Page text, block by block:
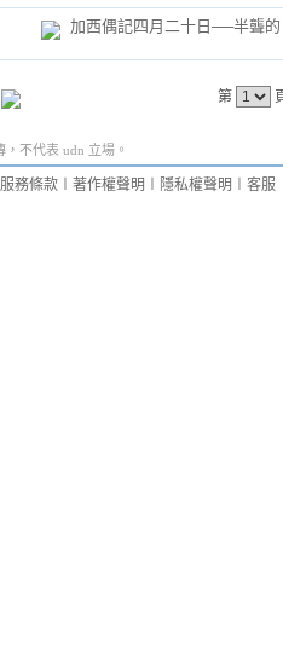
加西偶記四月二十日──半聾
第
不代表 udn 立場。
服務條款 著作權聲明 隱私權聲明 客服